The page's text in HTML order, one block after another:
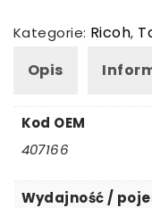
SP100/SP112
Kategorie: Ricoh,
Opis
Kod OEM
407166
Wydajność /